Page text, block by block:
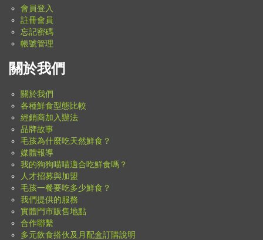
會員登入
註冊會員
忘記密碼
帳號管理
關於我們
關於我們
各種鮮食型態比較
經銷商加入辦法
品牌故事
毛孩為什麼吃天然鮮食？
媒體報導
我的狗狗喵喵適合吃鮮食嗎？
人才招募與加盟
毛孩一餐要吃多少鮮食？
我們提供的服務
實體門市販售地點
合作聯繫
多元飲食搭伙及月配盒訂購說明